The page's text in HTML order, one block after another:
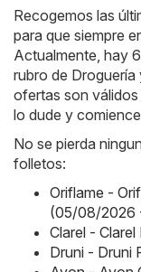
Recogemos las
para que siempre
Actualmente, hay
rubro de
ofertas son válidos
lo dude y
No se pierda
folletos:
Oriflame -
(05/08/2026
Clarel -
Druni - Druni